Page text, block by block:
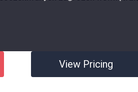
View Pricing